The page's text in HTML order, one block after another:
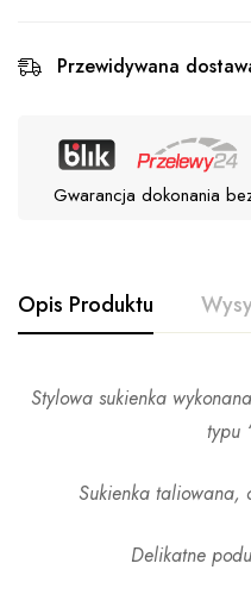
Przewidywana
Gwarancja dokonania
Opis Produktu
Stylowa sukienka
typu
Sukienka taliowana,
Delikatne